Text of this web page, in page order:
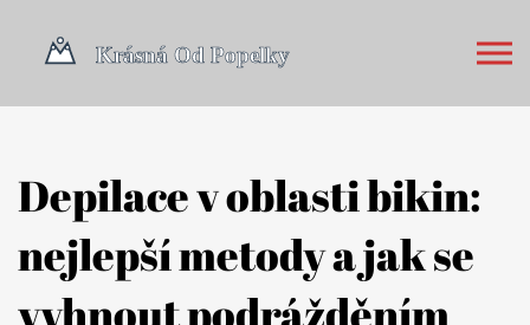
Depilace v oblasti bikin:
nejlepší metody a jak se
vyhnout podrážděním